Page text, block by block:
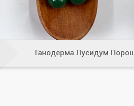
Ганодерма Лусидум